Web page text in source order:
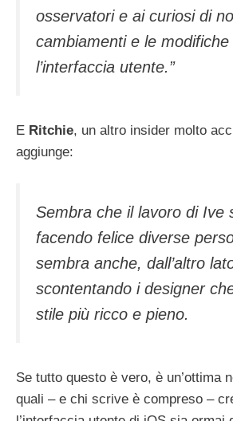
osservatori e ai curiosi di
cambiamenti e le
l’interfaccia utente.”
E Ritchie, un altro insider molto
aggiunge:
Sembra che il lavoro di Ive
facendo felice diverse
sembra anche, dall’altro
scontentando i designer
stile più ricco e pieno.
Se tutto questo è vero, è un’ottima
quali – e chi scrive è compreso –